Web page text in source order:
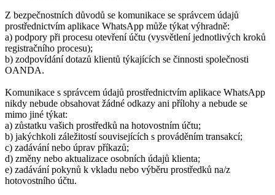
Z bezpečnostních důvodů se komunikace se správcem údajů
prostřednictvím aplikace WhatsApp může týkat výhradně:
a) podpory při procesu otevření účtu (vysvětlení jednotlivých kroků
registračního procesu);
b) zodpovídání dotazů klientů týkajících se činnosti společnosti
OANDA.
Komunikace s správcem údajů prostřednictvím aplikace WhatsApp
nikdy nebude obsahovat žádné odkazy ani přílohy a nebude se
mimo jiné týkat:
a) zůstatku vašich prostředků na hotovostním účtu;
b) jakýchkoli záležitostí souvisejících s prováděním transakcí;
c) zadávání nebo úprav příkazů;
d) změny nebo aktualizace osobních údajů klienta;
e) zadávání pokynů k vkladu nebo výběru prostředků na/z
hotovostního účtu.